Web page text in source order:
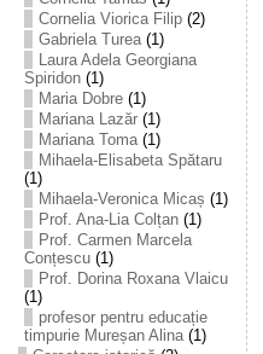
Cornelia Viorica Filip(2)
Gabriela Turea(1)
Laura Adela Georgiana
Spiridon(1)
Maria Dobre(1)
Mariana Lazăr(1)
Mariana Toma(1)
Mihaela-Elisabeta Spătaru
(1)
Mihaela-Veronica Micaș (1)
Prof. Ana-Lia Colțan(1)
Prof. Carmen Marcela
Conțescu(1)
Prof. Dorina Roxana Vlaicu
(1)
profesor pentru educație
timpurie Mureșan Alina(1)